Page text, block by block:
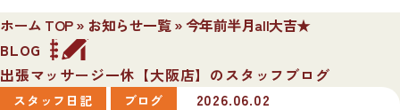
ホーム TOP» お知らせ一覧»今年前半月all大吉★
BLOG
出張マッサージ一休【大阪店】のスタッフブログ
スタッフ日記 ブログ 2026.06.02